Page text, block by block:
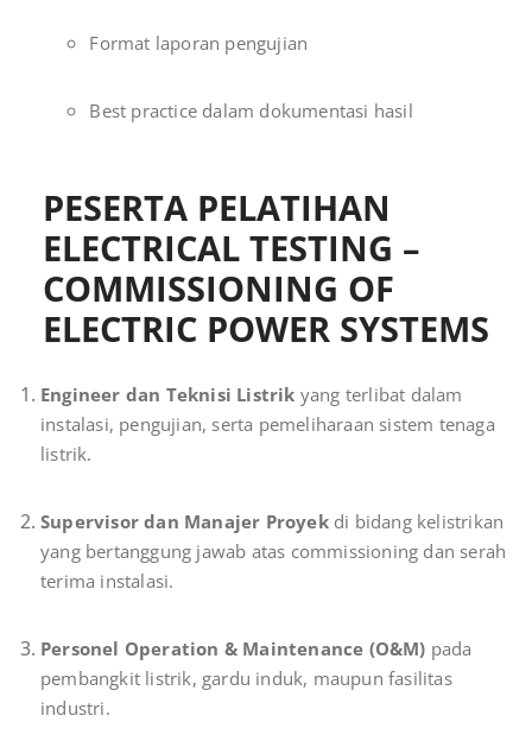
Format laporan pengujian
Best practice dalam dokumentasi hasil
PESERTA PELATIHAN
ELECTRICAL TESTING –
COMMISSIONING OF
ELECTRIC POWER SYSTEMS
Engineer dan Teknisi Listrik yang terlibat dalam
instalasi, pengujian, serta pemeliharaan sistem tenaga
listrik.
Supervisor dan Manajer Proyekdi bidang kelistrikan
yang bertanggung jawab atas commissioning dan serah
terima instalasi.
Personel Operation & Maintenance (O&M) pada
pembangkit listrik, gardu induk, maupun fasilitas
industri.